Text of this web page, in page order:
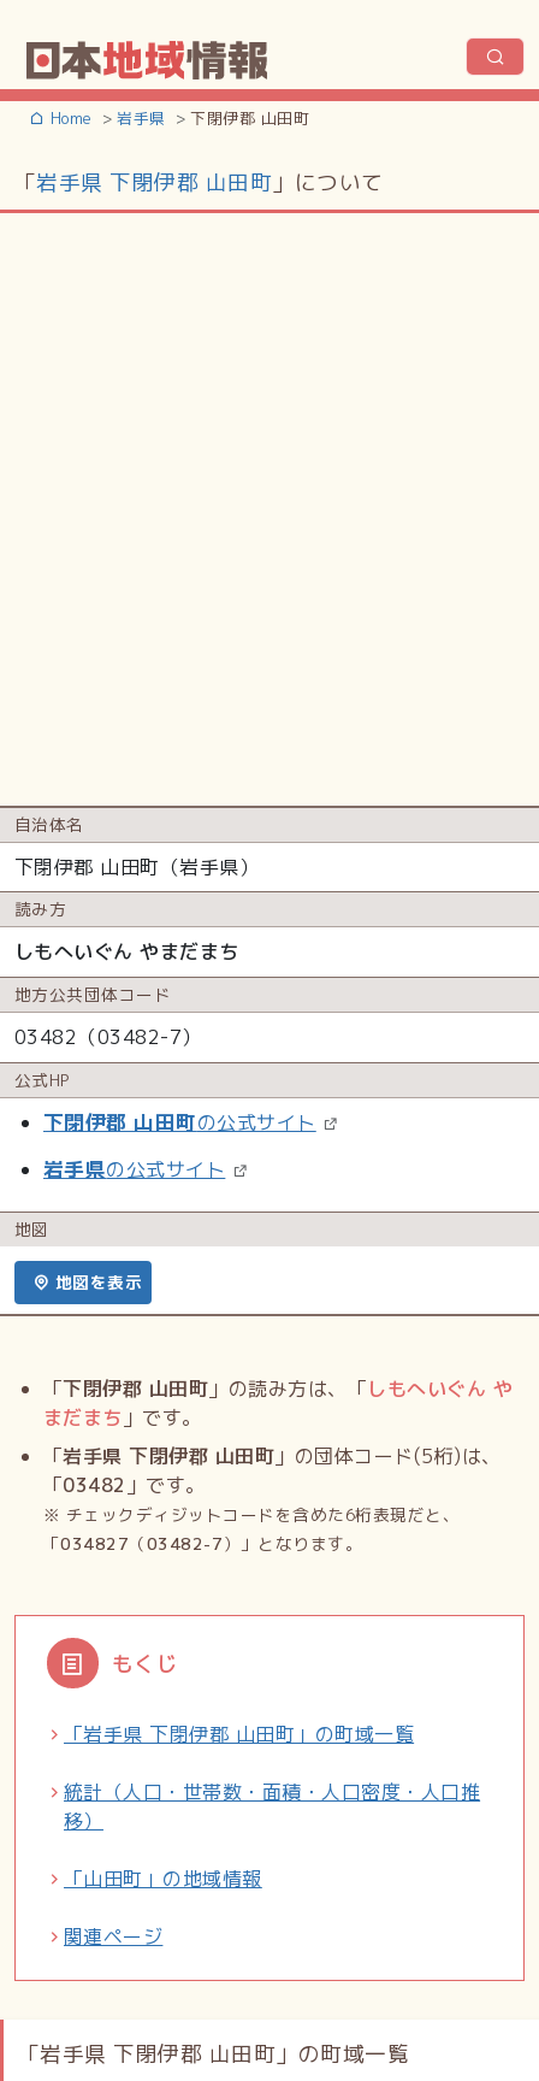
Home 岩手県 下閉伊郡 山田町
「岩手県 下閉伊郡 山田町 」について
自治体名
下閉伊郡 山田町（岩手県）
読み方
しもへいぐん やまだまち
地方公共団体コード
03482（03482-7）
公式HP
下閉伊郡 山田町の公式サイト
岩手県の公式サイト
地図
地図を表示
「下閉伊郡 山田町 」の読み方は、「しもへいぐん や
まだまち 」です。
「岩手県 下閉伊郡 山田町 」の団体コード(5桁)は、
「03482 」です。
※ チェックディジットコードを含めた6桁表現だと、
「034827 （03482-7）」となります。
もくじ
「岩手県 下閉伊郡 山田町」の町域一覧
統計（人口・世帯数・面積・人口密度・人口推
移）
「山田町」の地域情報
関連ページ
「岩手県 下閉伊郡 山田町」の町域一覧